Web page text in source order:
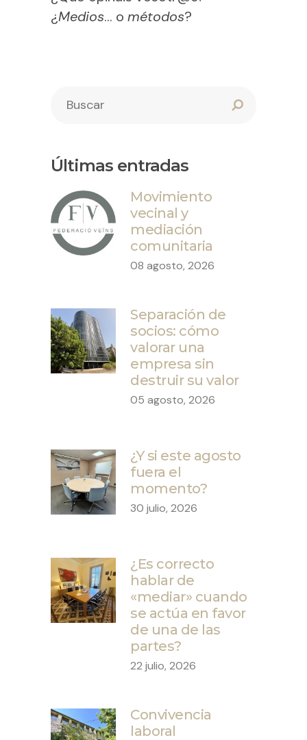
¿Medios… o métodos?
Últimas entradas
Movimiento
vecinal y
mediación
comunitaria
08 agosto, 2026
Separación de
socios: cómo
valorar una
empresa sin
destruir su valor
05 agosto, 2026
¿Y si este agosto
fuera el
momento?
30 julio, 2026
¿Es correcto
hablar de
«mediar» cuando
se actúa en favor
de una de las
partes?
22 julio, 2026
Convivencia
laboral